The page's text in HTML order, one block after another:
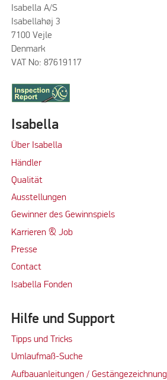
Isabella A/S
Isabellahøj 3
7100 Vejle
Denmark
VAT No: 87619117
Isabella
Über Isabella
Händler
Qualität
Ausstellungen
Gewinner des Gewinnspiels
Karrieren & Job
Presse
Contact
Isabella Fonden
Hilfe und Support
Tipps und Tricks
Umlaufmaß-Suche
Aufbauanleitungen / Gestängezeichnung